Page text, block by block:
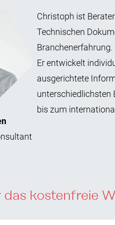
Christoph ist
Technischen
Branchenerfahrung.
Er entwickelt
ausgerichtete
unterschiedlichsten
bis zum
kostenfreie